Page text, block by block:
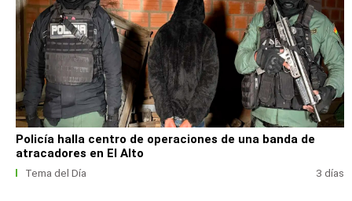
Policía halla centro de operaciones de una banda de
atracadores en El Alto
Tema del Día 3 días